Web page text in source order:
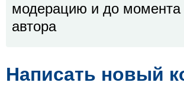
модерацию и до момента
автора
Написать новый